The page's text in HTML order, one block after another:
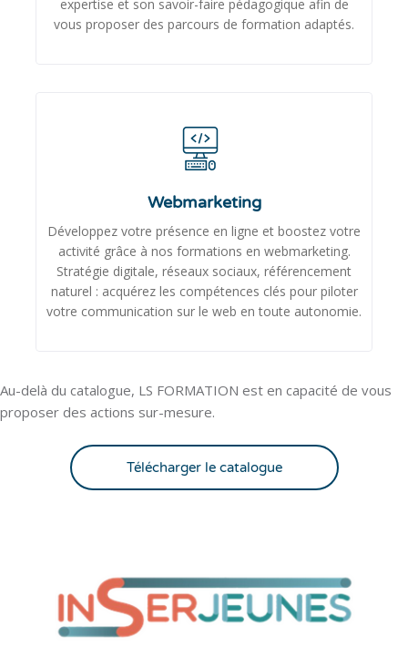
expertise et son savoir-faire pédagogique afin de
vous proposer des parcours de formation adaptés.
Webmarketing
Développez votre présence en ligne et boostez votre
activité grâce à nos formations en webmarketing.
Stratégie digitale, réseaux sociaux, référencement
naturel : acquérez les compétences clés pour piloter
votre communication sur le web en toute autonomie.
Passer [Cocoon] Custom HTML
Au-delà du catalogue, LS FORMATION est en capacité de vous
proposer des actions sur-mesure.
Passer [Cocoon] Custom HTML